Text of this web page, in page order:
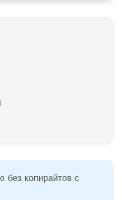
без копирайтов с